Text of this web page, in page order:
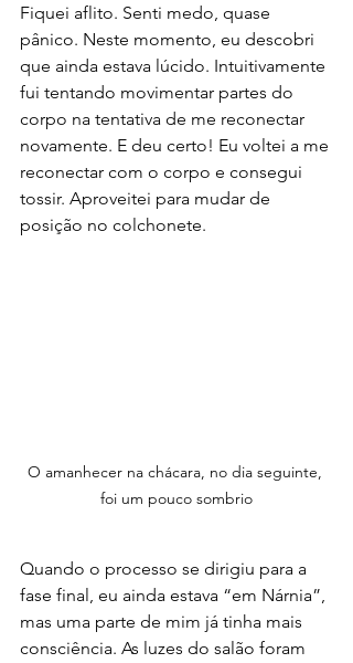
Fiquei aflito. Senti medo, quase
pânico. Neste momento, eu descobri
que ainda estava lúcido. Intuitivamente
fui tentando movimentar partes do
corpo na tentativa de me reconectar
novamente. E deu certo! Eu voltei a me
reconectar com o corpo e consegui
tossir. Aproveitei para mudar de
posição no colchonete.
O amanhecer na chácara, no dia seguinte,
foi um pouco sombrio
Quando o processo se dirigiu para a
fase final, eu ainda estava “em Nárnia”,
mas uma parte de mim já tinha mais
consciência. As luzes do salão foram